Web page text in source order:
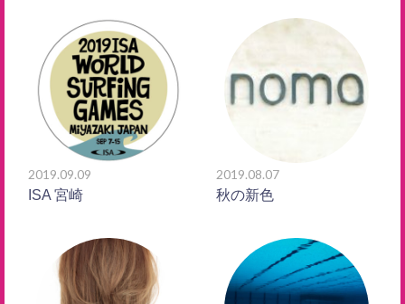
2019.09.09
ISA 宮崎
2019.08.07
秋の新色